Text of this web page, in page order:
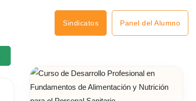
Sindicatos Panel del Alumno